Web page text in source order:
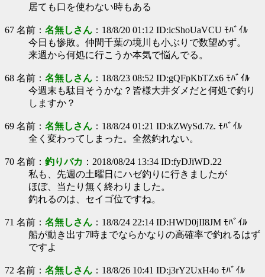
居ても口を使わない時もある
67 名前： 名無しさん ：18/8/20 01:12 ID:icShoUaVCU ﾓﾊﾞｲﾙ
今日も惨敗。仲間千葉の境川も小ぶりで数望めず。
来週から何処に行こうか本気で悩んでる。
68 名前： 名無しさん ：18/8/23 08:52 ID:gQFpKbTZx6 ﾓﾊﾞｲﾙ
今週末も駄目そうかな？皆様大井ダメだと何処で釣り
しますか？
69 名前： 名無しさん ：18/8/24 01:21 ID:kZWySd.7z. ﾓﾊﾞｲﾙ
全く変わってしまった。全然釣れない。
70 名前： 釣りバカ ：2018/08/24 13:34 ID:fyDJiWD.22
私も、先週の土曜日にハゼ釣りに行きましたが
ほぼ、当たり無く終わりました。
釣れるのは、セイゴ位ですね。
71 名前： 名無しさん ：18/8/24 22:14 ID:HWD0jII8JM ﾓﾊﾞｲﾙ
船が動き出す7時までならかなりの高確率で釣れるはず
ですよ
72 名前： 名無しさん ：18/8/26 10:41 ID:j3rY2UxH4o ﾓﾊﾞｲﾙ